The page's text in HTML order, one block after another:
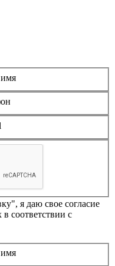
я даю свое согласие
соответствии с